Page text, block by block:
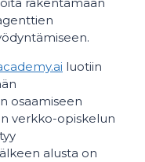
luotiin
osaamiseen
verkko-opiskelun
alusta on